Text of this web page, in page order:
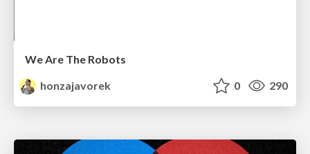
We Are The Robots
honzajavorek
0 290